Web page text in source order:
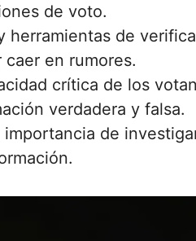
de voto.
herramientas de
en rumores.
crítica de los
verdadera y falsa.
de